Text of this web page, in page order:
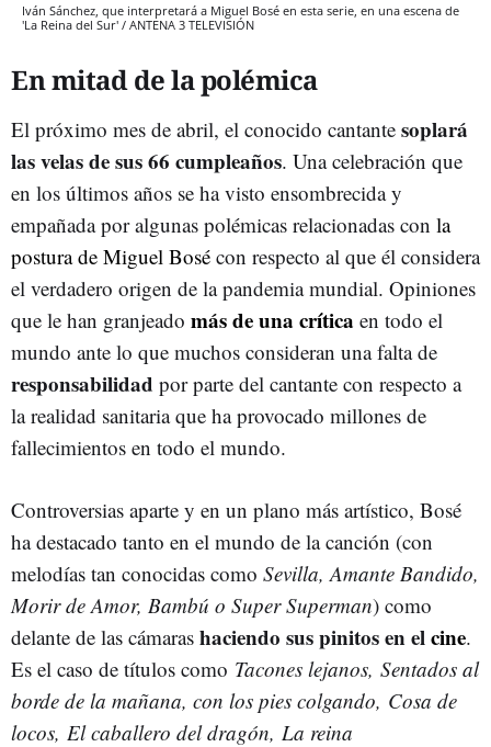
Iván Sánchez, que interpretará a Miguel Bosé en esta serie, en una escena de
'La Reina del Sur' / ANTENA 3 TELEVISIÓN
En mitad de la polémica
El próximo mes de abril, el conocido cantante soplará
las velas de sus 66 cumpleaños. Una celebración que
en los últimos años se ha visto ensombrecida y
empañada por algunas polémicas relacionadas con la
postura de Miguel Bosé con respecto al que él considera
el verdadero origen de la pandemia mundial. Opiniones
que le han granjeado más de una crítica en todo el
mundo ante lo que muchos consideran una falta de
responsabilidad por parte del cantante con respecto a
la realidad sanitaria que ha provocado millones de
fallecimientos en todo el mundo.
Controversias aparte y en un plano más artístico, Bosé
ha destacado tanto en el mundo de la canción (con
melodías tan conocidas como Sevilla, Amante Bandido,
Morir de Amor, Bambú o Super Superman) como
delante de las cámaras haciendo sus pinitos en elcine.
Es el caso de títulos como Tacones lejanos, Sentados al
borde de la mañana, con los pies colgando, Cosa de
locos, El caballero del dragón, La reina